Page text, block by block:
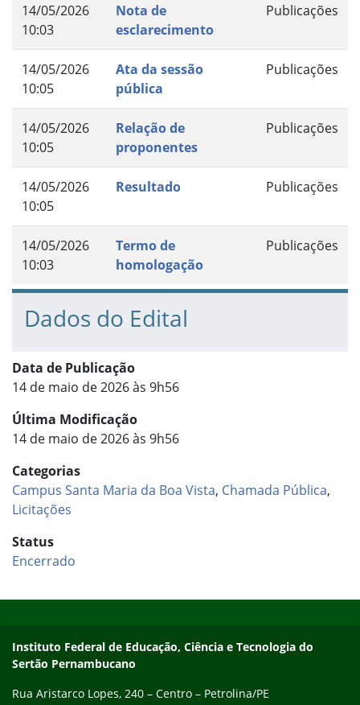
14/05/2026
10:03
Nota de
esclarecimento
Publicações
14/05/2026
10:05
Ata da sessão
pública
Publicações
14/05/2026
10:05
Relação de
proponentes
Publicações
14/05/2026
10:05
Resultado Publicações
14/05/2026
10:03
Termo de
homologação
Publicações
Dados do Edital
Data de Publicação
14 de maio de 2026 às 9h56
Última Modificação
14 de maio de 2026 às 9h56
Categorias
Campus Santa Maria da Boa Vista, Chamada Pública,
Licitações
Status
Encerrado
Endereço
Instituto Federal de Educação, Ciência e Tecnologia do
Sertão Pernambucano
Rua Aristarco Lopes, 240 – Centro – Petrolina/PE